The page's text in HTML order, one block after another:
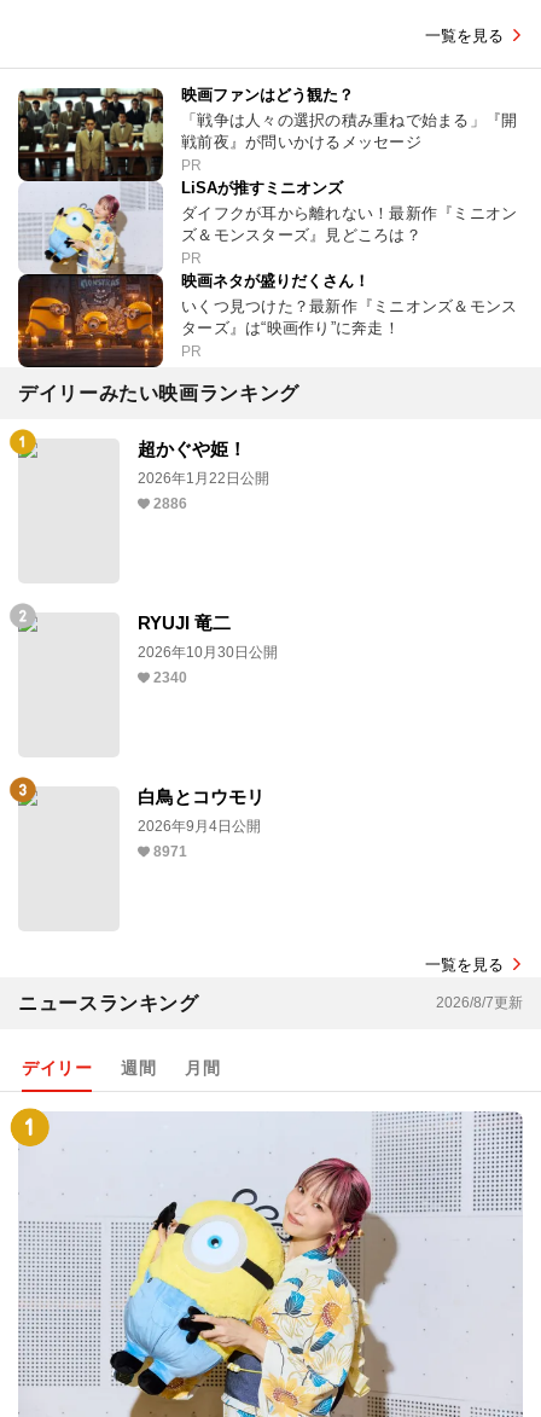
一覧を見る
映画ファンはどう観た？
「戦争は人々の選択の積み重ねで始まる」『開
戦前夜』が問いかけるメッセージ
PR
LiSAが推すミニオンズ
ダイフクが耳から離れない！最新作『ミニオン
ズ＆モンスターズ』見どころは？
PR
映画ネタが盛りだくさん！
いくつ見つけた？最新作『ミニオンズ＆モンス
ターズ』は“映画作り”に奔走！
PR
デイリーみたい映画ランキング
超かぐや姫！
2026年1月22日公開
2886
RYUJI 竜二
2026年10月30日公開
2340
白鳥とコウモリ
2026年9月4日公開
8971
一覧を見る
ニュースランキング 2026/8/7更新
デイリー 週間 月間